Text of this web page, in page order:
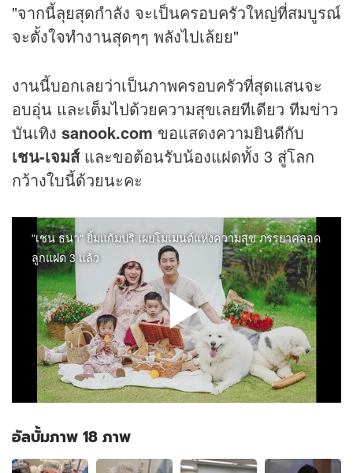
"จากนี้ลุยสุดกำลัง จะเป็นครอบครัวใหญ่ที่สมบูรณ์
จะตั้งใจทำงานสุดๆๆ พลังไปเล้ยย"
งานนี้บอกเลยว่าเป็นภาพครอบครัวที่สุดแสนจะ
อบอุ่น และเต็มไปด้วยความสุขเลยทีเดียว ทีมข่าว
บันเทิง sanook.com ขอแสดงความยินดีกับ
เชน-เจมส์ และขอต้อนรับน้องแฝดทั้ง 3 สู่โลก
กว้างใบนี้ด้วยนะคะ
อัลบั้มภาพ 18 ภาพ
อัลบั้ม